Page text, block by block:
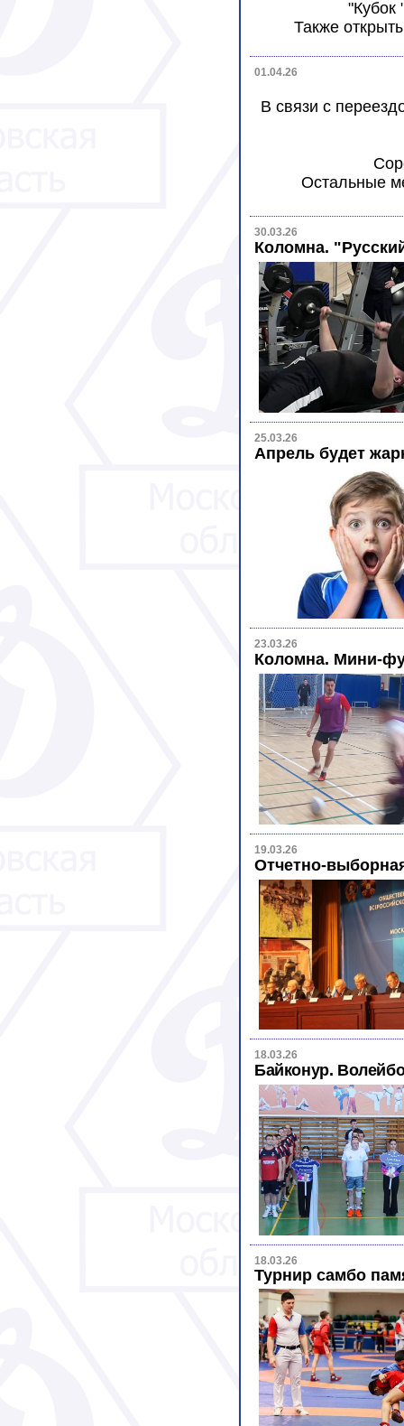
"Кубок
Также
01.04.26
В связи с
Остальные
30.03.26
Коломна.
25.03.26
Апрель будет
23.03.26
Коломна. Мини-
19.03.26
Отчетно-
18.03.26
Байконур.
18.03.26
Турнир самбо